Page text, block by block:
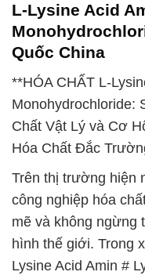
L-Lysine Acid
Quốc China
**HÓA CHẤT L-
Monohydrochloride:
Chất Vật Lý và Cơ
Hóa Chất Đắc
Trên thị trường hiện
công nghiệp hóa
mẽ và không ngừng
hình thế giới. Trong
Lysine Acid Amin #